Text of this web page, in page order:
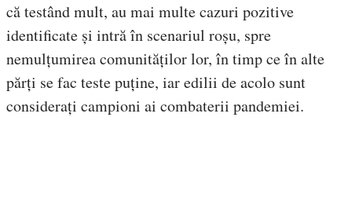
că testând mult, au mai multe cazuri pozitive
identificate și intră în scenariul roșu, spre
nemulțumirea comunităților lor, în timp ce în alte
părți se fac teste puține, iar edilii de acolo sunt
considerați campioni ai combaterii pandemiei.